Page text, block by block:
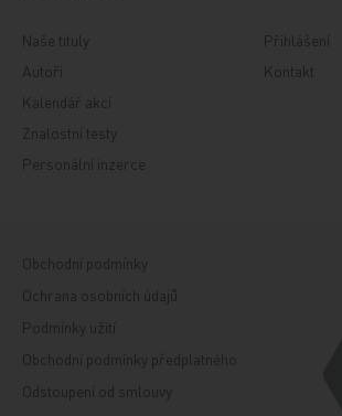
Naše tituly
Autoři
Kalendář akcí
Znalostní testy
Personální inzerce
Přihlášení
Kontakt
Obchodní podmínky
Ochrana osobních údajů
Podmínky užití
Obchodní podmínky předplatného
Odstoupení od smlouvy